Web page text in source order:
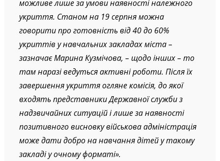
можливе лише за умови наявності належного
укриття. Станом на 19 серпня можна
говорити про готовність від 40 до 60%
укриттів у навчальних закладах міста –
зазначає Марина Кузмічова, – щодо інших – то
там наразі ведуться активні роботи. Після їх
завершення укриття огляне комісія, до якої
входять представники Державної служби з
надзвичайних ситуацій і лише за наявності
позитивного висновку військова адміністрація
може дати добро на навчання дітей у такому
закладі у очному форматі».